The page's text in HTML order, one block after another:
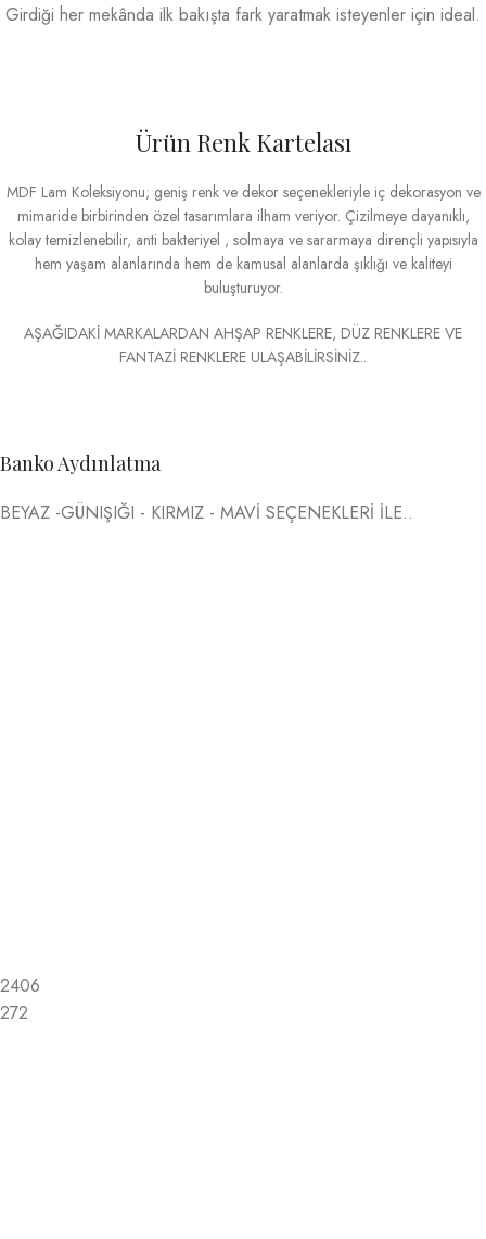
Girdiği her mekânda ilk bakışta fark yaratmak isteyenler için ideal.
Ürün Renk Kartelası
MDF Lam Koleksiyonu; geniş renk ve dekor seçenekleriyle iç dekorasyon ve
mimaride birbirinden özel tasarımlara ilham veriyor. Çizilmeye dayanıklı,
kolay temizlenebilir, anti bakteriyel , solmaya ve sararmaya dirençli yapısıyla
hem yaşam alanlarında hem de kamusal alanlarda şıklığı ve kaliteyi
buluşturuyor.
AŞAĞIDAKİ MARKALARDAN AHŞAP RENKLERE, DÜZ RENKLERE VE
FANTAZİ RENKLERE ULAŞABİLİRSİNİZ..
Banko Aydınlatma
BEYAZ -GÜNIŞIĞI - KIRMIZ - MAVİ SEÇENEKLERİ İLE..
2406
272